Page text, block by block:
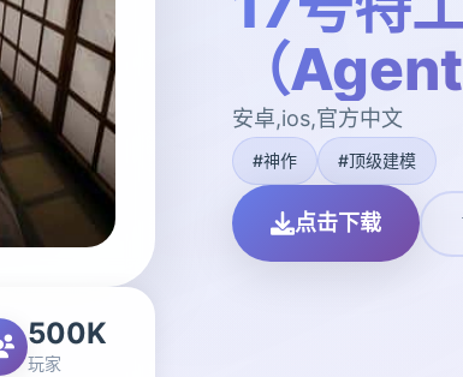
500K
玩家
（
安卓,ios,官方中文
#神作 #顶级建模
点击下载